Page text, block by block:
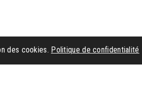
des cookies. Politique de confidentialité